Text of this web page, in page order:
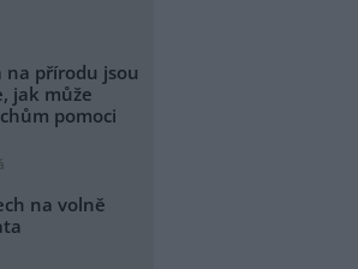
na přírodu jsou
jak může
pomoci
na volně